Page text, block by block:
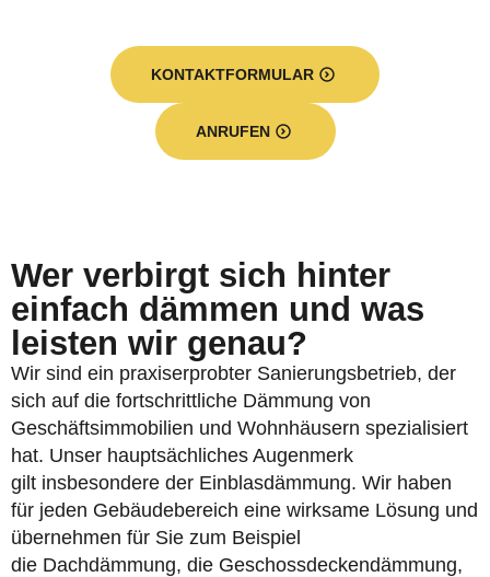
KONTAKTFORMULAR
ANRUFEN
Wer verbirgt sich hinter
einfach dämmen und was
leisten wir genau?
Wir sind ein praxiserprobter Sanierungsbetrieb, der
sich auf die fortschrittliche Dämmung von
Geschäftsimmobilien und Wohnhäusern spezialisiert
hat. Unser hauptsächliches Augenmerk
gilt insbesondere der Einblasdämmung. Wir haben
für jeden Gebäudebereich eine wirksame Lösung und
übernehmen für Sie zum Beispiel
die Dachdämmung, die Geschossdeckendämmung,